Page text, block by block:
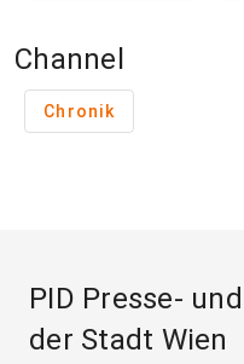
Channel
Chronik
PID Presse-
der Stadt Wien